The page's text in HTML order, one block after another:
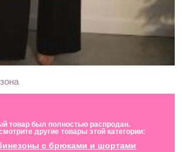
товар был полностью распродан.
другие товары этой категории:
с брюками и шортами